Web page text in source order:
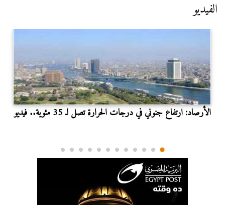
الفيديو
الأرصاد: ارتفاع جنوني في درجات الحرارة تصل لـ 35 مئوية.. فيديو